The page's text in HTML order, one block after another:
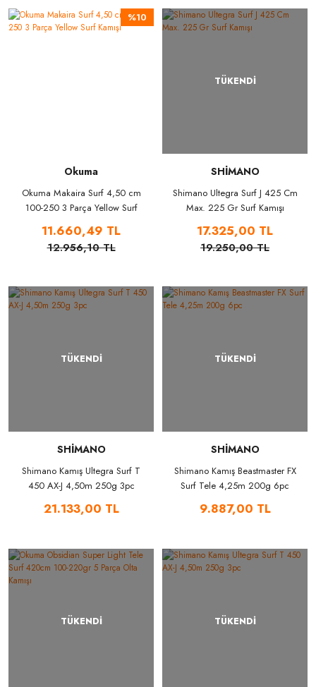
%10
Okuma
Okuma Makaira Surf 4,50 cm
100-250 3 Parça Yellow Surf
11.660,49 TL
12.956,10 TL
TÜKENDİ
SHİMANO
Shimano Ultegra Surf J 425 Cm
Max. 225 Gr Surf Kamışı
17.325,00 TL
19.250,00 TL
TÜKENDİ
SHİMANO
Shimano Kamış Ultegra Surf T
450 AX-J 4,50m 250g 3pc
21.133,00 TL
TÜKENDİ
SHİMANO
Shimano Kamış Beastmaster FX
Surf Tele 4,25m 200g 6pc
9.887,00 TL
TÜKENDİ TÜKENDİ